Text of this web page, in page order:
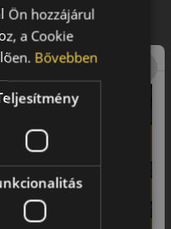
nyári abroncsok
nagy teljesítményű
mintázata
nedves útfelületen
Ön hozzájárul
a Cookie
Bővebben